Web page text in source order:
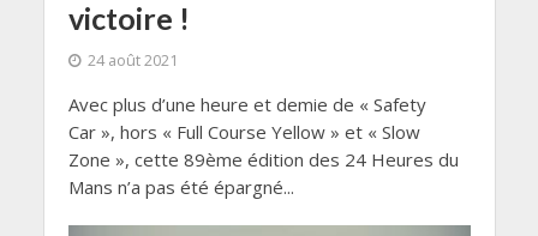
victoire !
24 août 2021
Avec plus d’une heure et demie de « Safety
Car », hors « Full Course Yellow » et « Slow
Zone », cette 89ème édition des 24 Heures du
Mans n’a pas été épargné...